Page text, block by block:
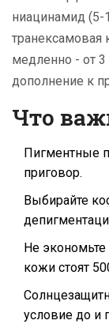
ниацинамид (5-
транексамовая
медленно - от
дополнение к
Что
Пигментные
приговор.
Выбирайте
Не
кожи стоят
условие до и